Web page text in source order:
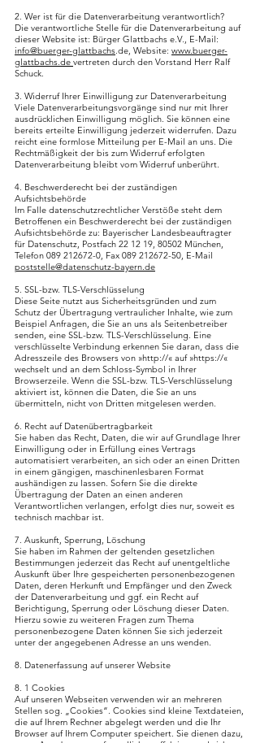
2. Wer ist für die Datenverarbeitung verantwortlich?
Die verantwortliche Stelle für die Datenverarbeitung auf
dieser Website ist: Bürger Glattbachs e.V., E-Mail:
info@buerger-glattbachs.de, Website: www.buerger-
glattbachs.de vertreten durch den Vorstand Herr Ralf
Schuck.
3. Widerruf Ihrer Einwilligung zur Datenverarbeitung
Viele Datenverarbeitungsvorgänge sind nur mit Ihrer
ausdrücklichen Einwilligung möglich. Sie können eine
bereits erteilte Einwilligung jederzeit widerrufen. Dazu
reicht eine formlose Mitteilung per E-Mail an uns. Die
Rechtmäßigkeit der bis zum Widerruf erfolgten
Datenverarbeitung bleibt vom Widerruf unberührt.
4. Beschwerderecht bei der zuständigen
Aufsichtsbehörde
Im Falle datenschutzrechtlicher Verstöße steht dem
Betroffenen ein Beschwerderecht bei der zuständigen
Aufsichtsbehörde zu: Bayerischer Landesbeauftragter
für Datenschutz, Postfach 22 12 19, 80502 München,
Telefon 089 212672-0, Fax 089 212672-50, E-Mail
poststelle@datenschutz-bayern.de
5. SSL-bzw. TLS-Verschlüsselung
Diese Seite nutzt aus Sicherheitsgründen und zum
Schutz der Übertragung vertraulicher Inhalte, wie zum
Beispiel Anfragen, die Sie an uns als Seitenbetreiber
senden, eine SSL-bzw. TLS-Verschlüsselung. Eine
verschlüsselte Verbindung erkennen Sie daran, dass die
Adresszeile des Browsers von »http://« auf »https://«
wechselt und an dem Schloss-Symbol in Ihrer
Browserzeile. Wenn die SSL-bzw. TLS-Verschlüsselung
aktiviert ist, können die Daten, die Sie an uns
übermitteln, nicht von Dritten mitgelesen werden.
6. Recht auf Datenübertragbarkeit
Sie haben das Recht, Daten, die wir auf Grundlage Ihrer
Einwilligung oder in Erfüllung eines Vertrags
automatisiert verarbeiten, an sich oder an einen Dritten
in einem gängigen, maschinenlesbaren Format
aushändigen zu lassen. Sofern Sie die direkte
Übertragung der Daten an einen anderen
Verantwortlichen verlangen, erfolgt dies nur, soweit es
technisch machbar ist.
7. Auskunft, Sperrung, Löschung
Sie haben im Rahmen der geltenden gesetzlichen
Bestimmungen jederzeit das Recht auf unentgeltliche
Auskunft über Ihre gespeicherten personenbezogenen
Daten, deren Herkunft und Empfänger und den Zweck
der Datenverarbeitung und ggf. ein Recht auf
Berichtigung, Sperrung oder Löschung dieser Daten.
Hierzu sowie zu weiteren Fragen zum Thema
personenbezogene Daten können Sie sich jederzeit
unter der angegebenen Adresse an uns wenden.
8. Datenerfassung auf unserer Website
8. 1 Cookies
Auf unseren Webseiten verwenden wir an mehreren
Stellen sog. „Cookies“. Cookies sind kleine Textdateien,
die auf Ihrem Rechner abgelegt werden und die Ihr
Browser auf Ihrem Computer speichert. Sie dienen dazu,